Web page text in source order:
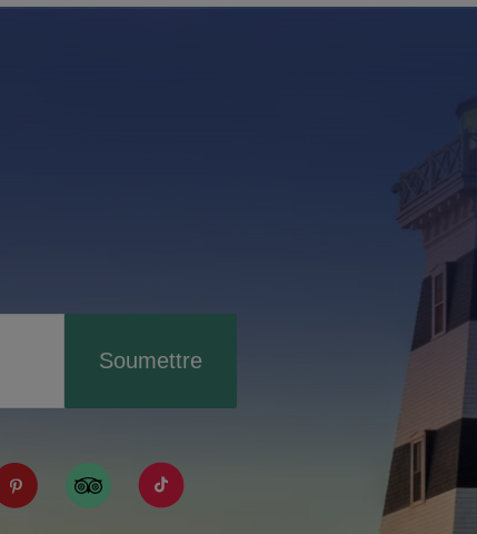
Soumettre
https://www.pinterest.ca/tourismpei/_created/
https://www.tripadvisor.ca/Tourism-
https://www.tiktok.com/tag/